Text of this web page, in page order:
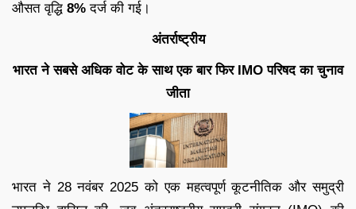
औसत वृद्धि 8% दर्ज की गई।
अंतर्राष्ट्रीय
भारत ने सबसे अधिक वोट के साथ एक बार फिर IMO परिषद का चुनाव
जीता
भारत ने 28 नवंबर 2025 को एक महत्वपूर्ण कूटनीतिक और समुद्री